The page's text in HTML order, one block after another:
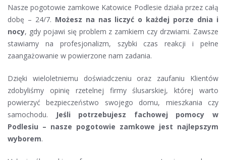
Nasze pogotowie zamkowe Katowice Podlesie działa przez całą
dobę – 24/7. Możesz na nas liczyć o każdej porze dnia i
nocy, gdy pojawi się problem z zamkiem czy drzwiami. Zawsze
stawiamy na profesjonalizm, szybki czas reakcji i pełne
zaangażowanie w powierzone nam zadania.
Dzięki wieloletniemu doświadczeniu oraz zaufaniu Klientów
zdobyliśmy opinię rzetelnej firmy ślusarskiej, której warto
powierzyć bezpieczeństwo swojego domu, mieszkania czy
samochodu.
Jeśli potrzebujesz fachowej pomocy w
Podlesiu – nasze pogotowie zamkowe jest najlepszym
wyborem.